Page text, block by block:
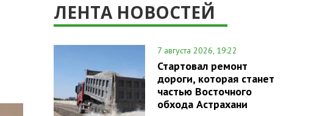
ЛЕНТА НОВОСТЕЙ
7 августа 2026, 19:22
Стартовал ремонт
дороги, которая станет
частью Восточного
обхода Астрахани